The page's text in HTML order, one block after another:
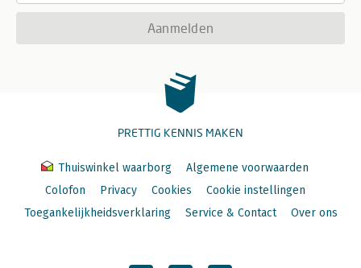
Aanmelden
PRETTIG KENNIS MAKEN
Thuiswinkel waarborg
Algemene voorwaarden
Colofon
Privacy Cookies
Cookie instellingen
Toegankelijkheidsverklaring
Service & Contact Over ons